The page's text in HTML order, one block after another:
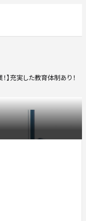
】充実した教育体制あり！